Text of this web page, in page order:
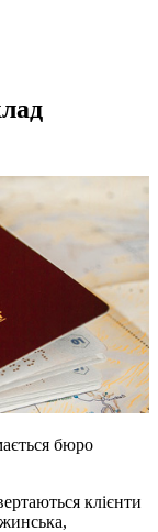
бюро
клієнти